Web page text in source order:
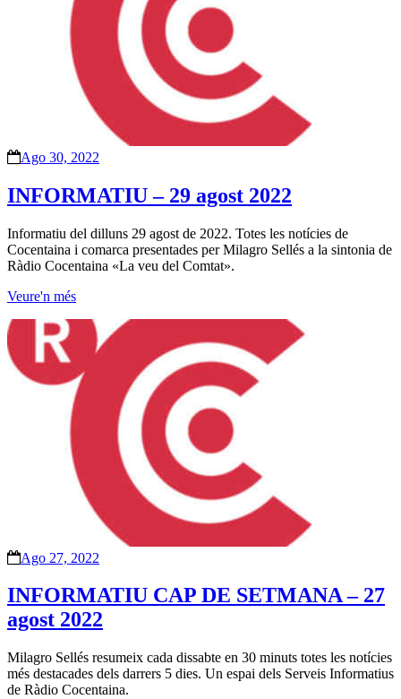
Ago 30, 2022
INFORMATIU – 29 agost 2022
Informatiu del dilluns 29 agost de 2022. Totes les notícies de
Cocentaina i comarca presentades per Milagro Sellés a la sintonia de
Ràdio Cocentaina «La veu del Comtat».
Veure'n més
Ago 27, 2022
INFORMATIU CAP DE SETMANA – 27
agost 2022
Milagro Sellés resumeix cada dissabte en 30 minuts totes les notícies
més destacades dels darrers 5 dies. Un espai dels Serveis Informatius
de Ràdio Cocentaina.